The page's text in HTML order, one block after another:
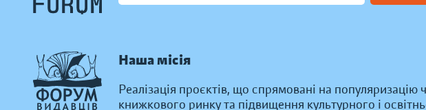
Наша місія
Реалізація проєктів, що спрямовані на популяризацію
книжкового ринку та підвищення культурного і